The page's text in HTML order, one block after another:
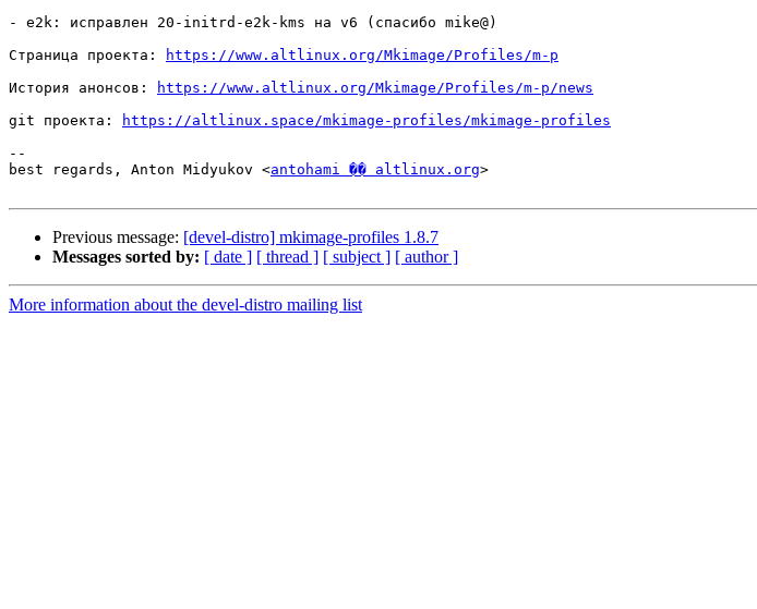
- e2k: исправлен 20-initrd-e2k-kms на v6 (спасибо mike@)
Страница проекта:
https://www.altlinux.org/Mkimage/Profiles/m-p
История анонсов:
https://www.altlinux.org/Mkimage/Profiles/m-p/news
git проекта:
https://altlinux.space/mkimage-profiles/mkimage-profiles
--
best regards, Anton Midyukov <antohami �� altlinux.org>
Previous message: [devel-distro] mkimage-profiles 1.8.7
Messages sorted by: [ date ] [ thread ] [ subject ] [ author ]
More information about the devel-distro mailing list